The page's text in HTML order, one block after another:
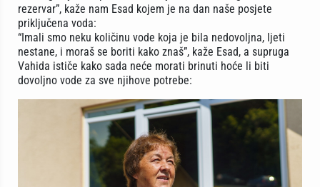
rezervar”, kaže nam Esad kojem je na dan naše posjete
priključena voda:
“Imali smo neku količinu vode koja je bila nedovoljna, ljeti
nestane, i moraš se boriti kako znaš”, kaže Esad, a supruga
Vahida ističe kako sada neće morati brinuti hoće li biti
dovoljno vode za sve njihove potrebe: